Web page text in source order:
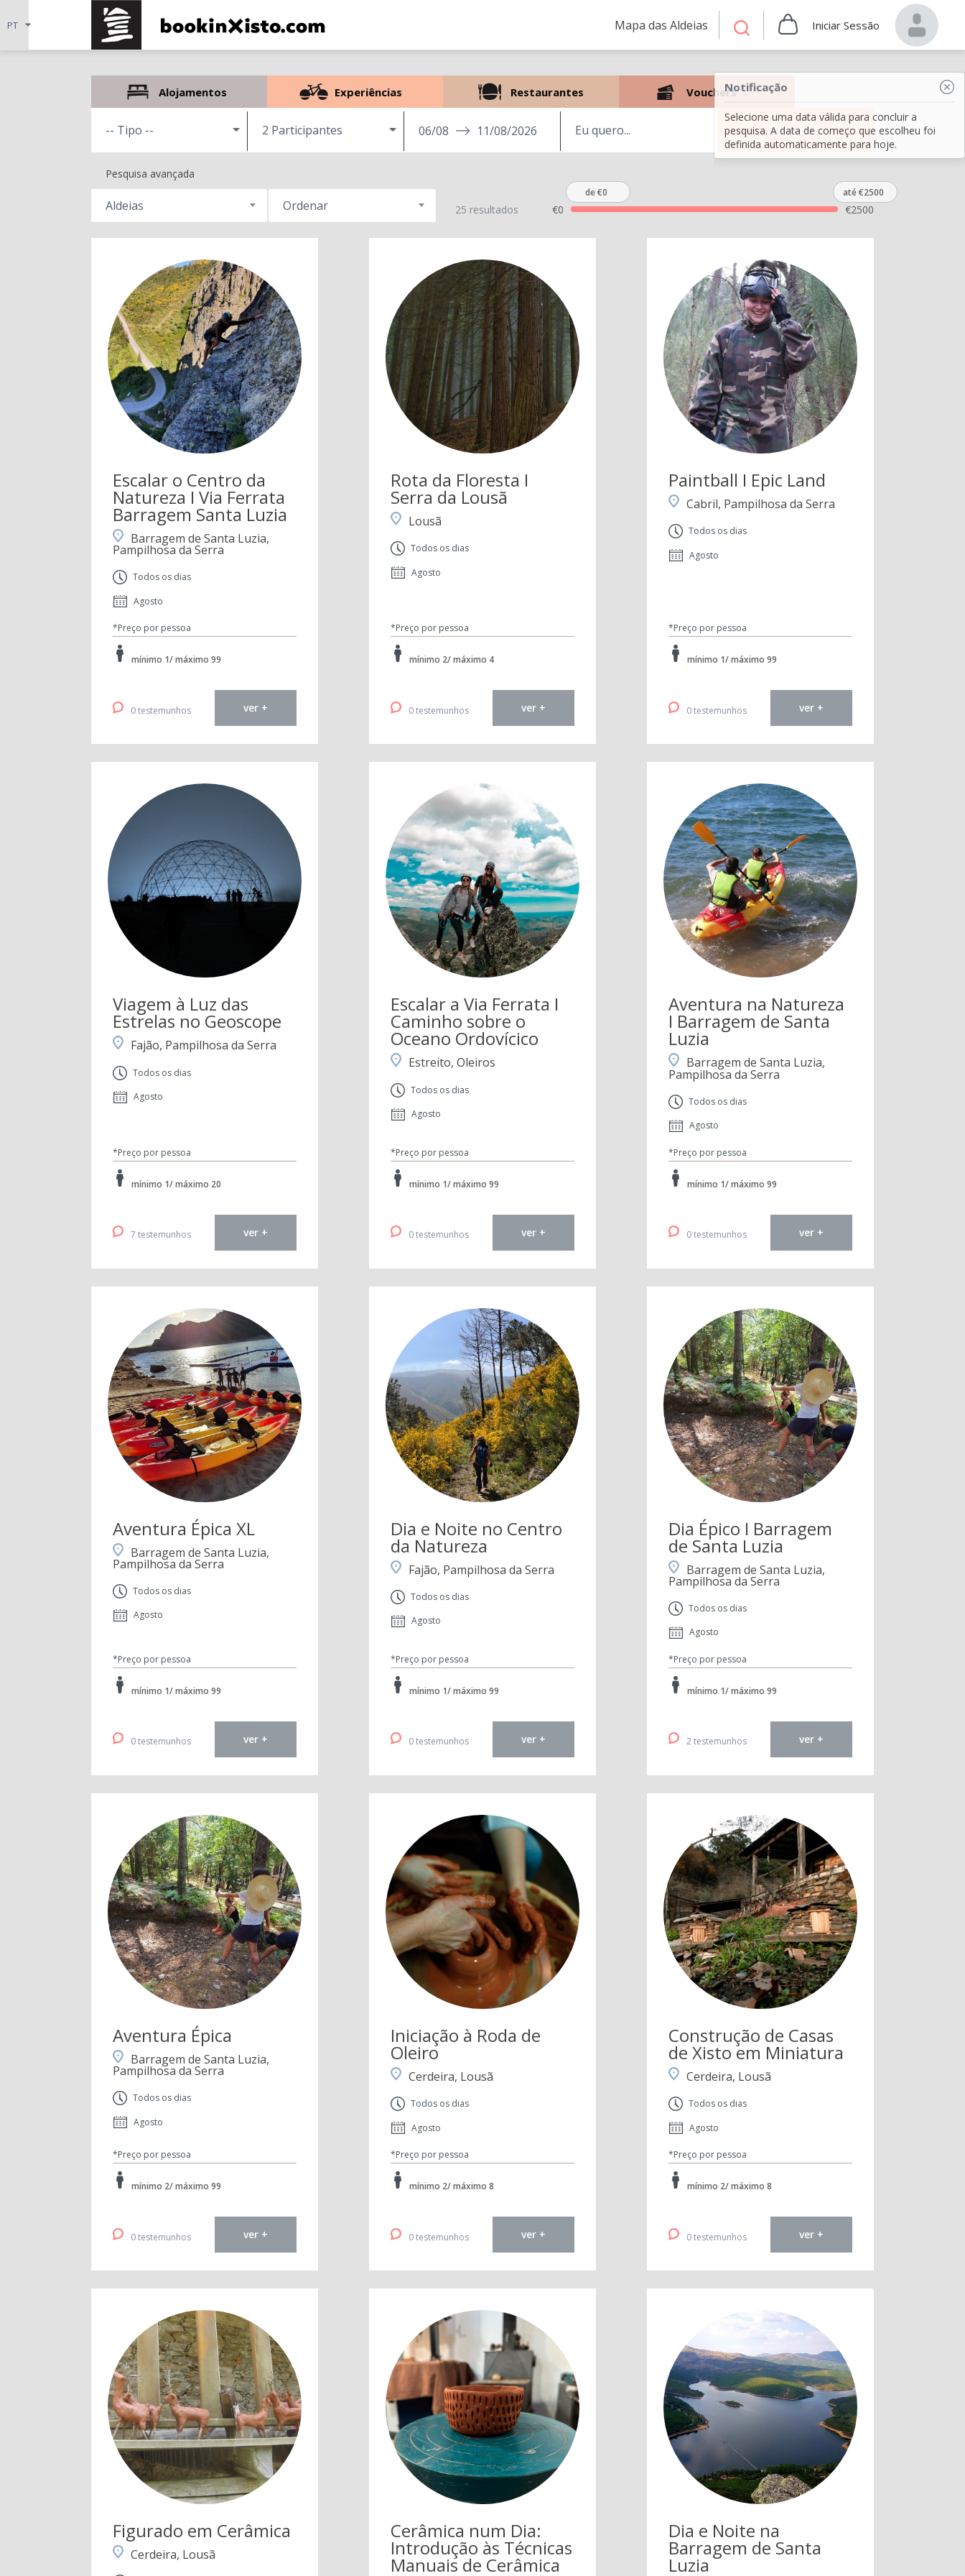
Mapa das Aldeias Iniciar Sessão
Notificação
Selecione uma data válida para concluir a
pesquisa. A data de começo que escolheu foi
definida automaticamente para hoje.
Alojamentos Experiências Restaurantes Vouchers
2 Participantes 06/08 11/08/2026 Pesquisar
Pesquisa avançada
Aldeias Ordenar 25 resultados €0
de €0 até €2500
€2500
Escalar o Centro da
Natureza I Via Ferrata
Barragem Santa Luzia
Barragem de Santa Luzia,
Pampilhosa da Serra
Todos os dias
Agosto
*Preço por pessoa
mínimo 1/ máximo 99
0 testemunhos ver +
Rota da Floresta I
Serra da Lousã
Lousã
Todos os dias
Agosto
*Preço por pessoa
mínimo 2/ máximo 4
0 testemunhos ver +
Paintball I Epic Land
Cabril, Pampilhosa da Serra
Todos os dias
Agosto
*Preço por pessoa
mínimo 1/ máximo 99
0 testemunhos ver +
Viagem à Luz das
Estrelas no Geoscope
Fajão, Pampilhosa da Serra
Todos os dias
Agosto
*Preço por pessoa
mínimo 1/ máximo 20
7 testemunhos ver +
Escalar a Via Ferrata I
Caminho sobre o
Oceano Ordovícico
Estreito, Oleiros
Todos os dias
Agosto
*Preço por pessoa
mínimo 1/ máximo 99
0 testemunhos ver +
Aventura na Natureza
I Barragem de Santa
Luzia
Barragem de Santa Luzia,
Pampilhosa da Serra
Todos os dias
Agosto
*Preço por pessoa
mínimo 1/ máximo 99
0 testemunhos ver +
Aventura Épica XL
Barragem de Santa Luzia,
Pampilhosa da Serra
Todos os dias
Agosto
*Preço por pessoa
mínimo 1/ máximo 99
0 testemunhos ver +
Dia e Noite no Centro
da Natureza
Fajão, Pampilhosa da Serra
Todos os dias
Agosto
*Preço por pessoa
mínimo 1/ máximo 99
0 testemunhos ver +
Dia Épico I Barragem
de Santa Luzia
Barragem de Santa Luzia,
Pampilhosa da Serra
Todos os dias
Agosto
*Preço por pessoa
mínimo 1/ máximo 99
2 testemunhos ver +
Aventura Épica
Barragem de Santa Luzia,
Pampilhosa da Serra
Todos os dias
Agosto
*Preço por pessoa
mínimo 2/ máximo 99
0 testemunhos ver +
Iniciação à Roda de
Oleiro
Cerdeira, Lousã
Todos os dias
Agosto
*Preço por pessoa
mínimo 2/ máximo 8
0 testemunhos ver +
Construção de Casas
de Xisto em Miniatura
Cerdeira, Lousã
Todos os dias
Agosto
*Preço por pessoa
mínimo 2/ máximo 8
0 testemunhos ver +
Figurado em Cerâmica
Cerdeira, Lousã
Cerâmica num Dia:
Introdução às Técnicas
Manuais de Cerâmica
Dia e Noite na
Barragem de Santa
Luzia